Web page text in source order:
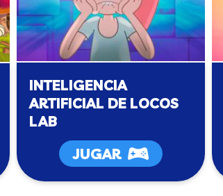
INTELIGENCIA
ARTIFICIAL DE LOCOS
LAB
JUGAR